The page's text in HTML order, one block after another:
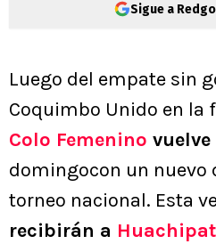
Sigue a
Luego del empate sin
Coquimbo Unido en la
Colo Femenino
domingocon un nuevo
torneo nacional. Esta
recibirán a